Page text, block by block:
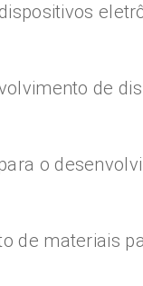
de
o
de materiais